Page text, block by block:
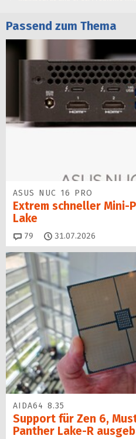
Passend zum Thema
ASUS NUC 16 PRO
Extrem schneller Mini-
Lake
79 Kommentare
31.07.2026
AIDA64 8.35
Support für Zen 6,
Panther Lake-R